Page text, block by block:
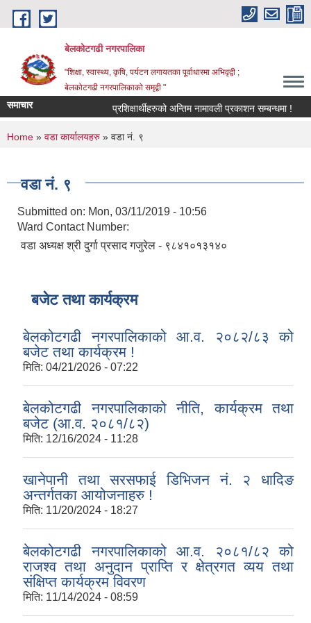
Skip to main content
बेलकोटगढी नगरपालिका
"शिक्षा, स्वास्थ्य, कृषि, पर्यटन लगायतका पूर्वाधारमा अभिवृद्वी ;
बेलकोटगढी नगरपालिकाको समृद्वी "
समाचार प्रशिक्षार्थीहरुको अन्तिम नामावली प्रकाशन सम्बन्धमा !
You are here
Home » वडा कार्यालयहरु » वडा नं. ९
वडा नं. ९
Submitted on: Mon, 03/11/2019 - 10:56
Ward Contact Number:
वडा अध्यक्ष श्री दुर्गा प्रसाद गजुरेल - ९८४१०१३१४०
बजेट तथा कार्यक्रम
बेलकोटगढी नगरपालिकाको आ.व. २०८२/८३ को
बजेट तथा कार्यक्रम !
मिति: 04/21/2026 - 07:22
बेलकोटगढी नगरपालिकाको नीति, कार्यक्रम तथा
बजेट (आ.व. २०८१/८२)
मिति: 12/16/2024 - 11:28
खानेपानी तथा सरसफाई डिभिजन नं. २ धादिङ
अन्तर्गतका आयोजनाहरु !
मिति: 11/20/2024 - 18:27
बेलकोटगढी नगरपालिकाको आ.व. २०८१/८२ को
राजश्व तथा अनुदान प्राप्ति र क्षेत्रगत व्यय तथा
संक्षिप्त कार्यक्रम विवरण
मिति: 11/14/2024 - 08:59